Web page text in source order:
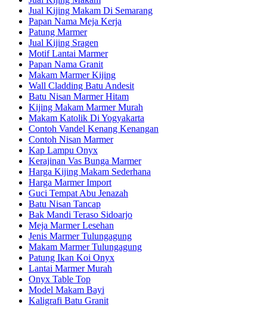
Jual Kijing Makam Di Semarang
Papan Nama Meja Kerja
Patung Marmer
Jual Kijing Sragen
Motif Lantai Marmer
Papan Nama Granit
Makam Marmer Kijing
Wall Cladding Batu Andesit
Batu Nisan Marmer Hitam
Kijing Makam Marmer Murah
Makam Katolik Di Yogyakarta
Contoh Vandel Kenang Kenangan
Contoh Nisan Marmer
Kap Lampu Onyx
Kerajinan Vas Bunga Marmer
Harga Kijing Makam Sederhana
Harga Marmer Import
Guci Tempat Abu Jenazah
Batu Nisan Tancap
Bak Mandi Teraso Sidoarjo
Meja Marmer Lesehan
Jenis Marmer Tulungagung
Makam Marmer Tulungagung
Patung Ikan Koi Onyx
Lantai Marmer Murah
Onyx Table Top
Model Makam Bayi
Kaligrafi Batu Granit